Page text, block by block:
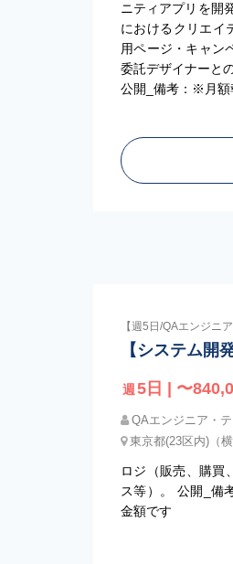
ニティアプリを開
におけるクリエイ
用ページ・キャン
委託デザイナーと
公開_備考：※月額
【週5日/QAエンジニ
【システム開
週 5日 | 〜
QAエンジニア・
東京都(23区内)（横
ロジ（販売、購買
ス等）。 公開_備
金額です